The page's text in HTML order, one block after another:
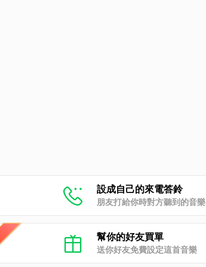
設成自己的來電答鈴
朋友打給你時對方聽到的音樂
幫你的好友買單
送你好友免費設定這首音樂